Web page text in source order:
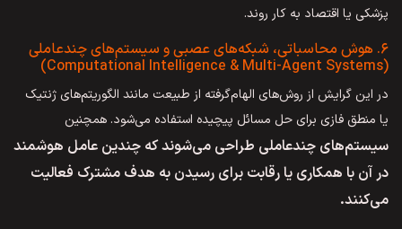
پزشکی یا اقتصاد به کار روند.
۶. هوش محاسباتی، شبکه‌های عصبی و سیستم‌های چندعاملی
(Computational Intelligence & Multi-Agent Systems)
در این گرایش از روش‌های الهام‌گرفته از طبیعت مانند الگوریتم‌های ژنتیک
یا منطق فازی برای حل مسائل پیچیده استفاده می‌شود. همچنین
سیستم‌های چندعاملی طراحی می‌شوند که چندین عامل هوشمند
در آن با همکاری یا رقابت برای رسیدن به هدف مشترک فعالیت
می‌کنند.